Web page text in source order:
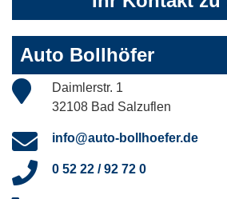
Auto Bollhöfer
Daimlerstr. 1
32108 Bad Salzuflen
info@auto-bollhoefer.de
0 52 22 / 92 72 0